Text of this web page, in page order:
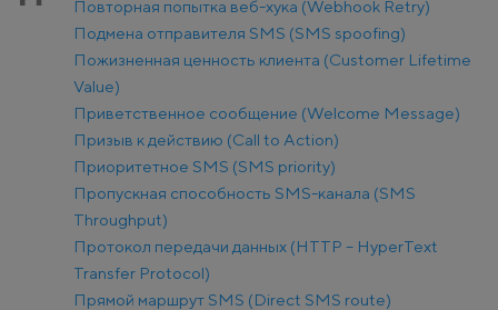
Повторная попытка веб-хука (Webhook Retry)
Подмена отправителя SMS (SMS spoofing)
Пожизненная ценность клиента (Customer Lifetime
Value)
Приветственное сообщение (Welcome Message)
Призыв к действию (Call to Action)
Приоритетное SMS (SMS priority)
Пропускная способность SMS-канала (SMS
Throughput)
Протокол передачи данных (HTTP – HyperText
Transfer Protocol)
Прямой маршрут SMS (Direct SMS route)